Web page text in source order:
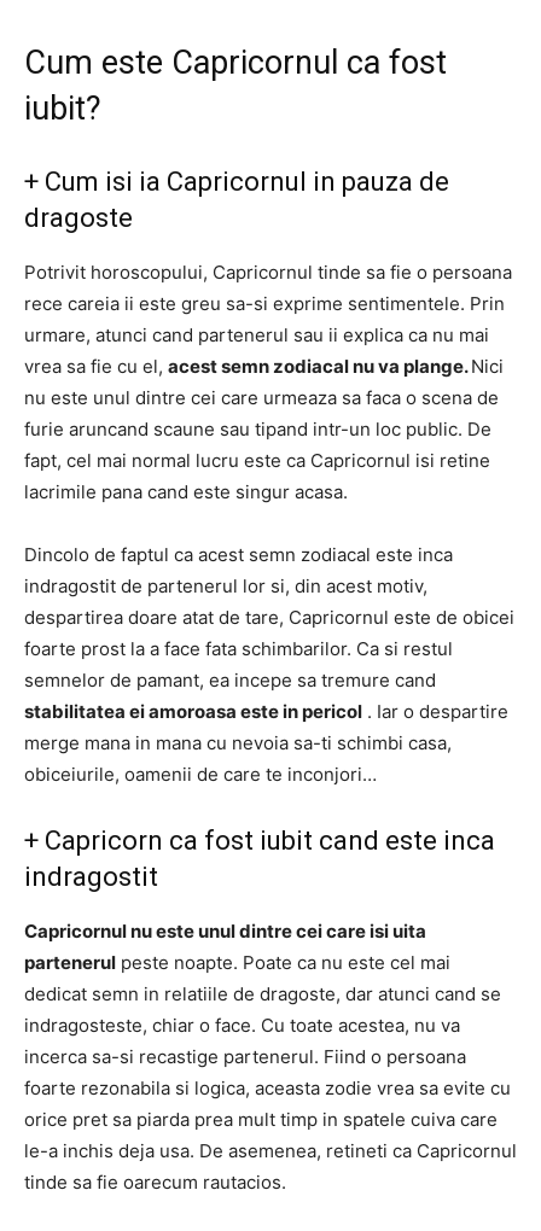
Cum este Capricornul ca fost
iubit?
+ Cum isi ia Capricornul in pauza de
dragoste
Potrivit horoscopului, Capricornul tinde sa fie o persoana
rece careia ii este greu sa-si exprime sentimentele. Prin
urmare, atunci cand partenerul sau ii explica ca nu mai
vrea sa fie cu el, acest semn zodiacal nu va plange.Nici
nu este unul dintre cei care urmeaza sa faca o scena de
furie aruncand scaune sau tipand intr-un loc public. De
fapt, cel mai normal lucru este ca Capricornul isi retine
lacrimile pana cand este singur acasa.
Dincolo de faptul ca acest semn zodiacal este inca
indragostit de partenerul lor si, din acest motiv,
despartirea doare atat de tare, Capricornul este de obicei
foarte prost la a face fata schimbarilor. Ca si restul
semnelor de pamant, ea incepe sa tremure cand
stabilitatea ei amoroasa este in pericol . Iar o despartire
merge mana in mana cu nevoia sa-ti schimbi casa,
obiceiurile, oamenii de care te inconjori…
+ Capricorn ca fost iubit cand este inca
indragostit
Capricornul nu este unul dintre cei care isi uita
partenerul peste noapte. Poate ca nu este cel mai
dedicat semn in relatiile de dragoste, dar atunci cand se
indragosteste, chiar o face. Cu toate acestea, nu va
incerca sa-si recastige partenerul. Fiind o persoana
foarte rezonabila si logica, aceasta zodie vrea sa evite cu
orice pret sa piarda prea mult timp in spatele cuiva care
le-a inchis deja usa. De asemenea, retineti ca Capricornul
tinde sa fie oarecum rautacios.